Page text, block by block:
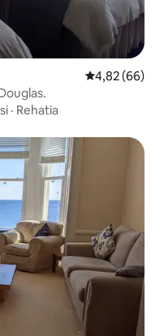
Vlerësimi
4,82 (66)
· Rehatia